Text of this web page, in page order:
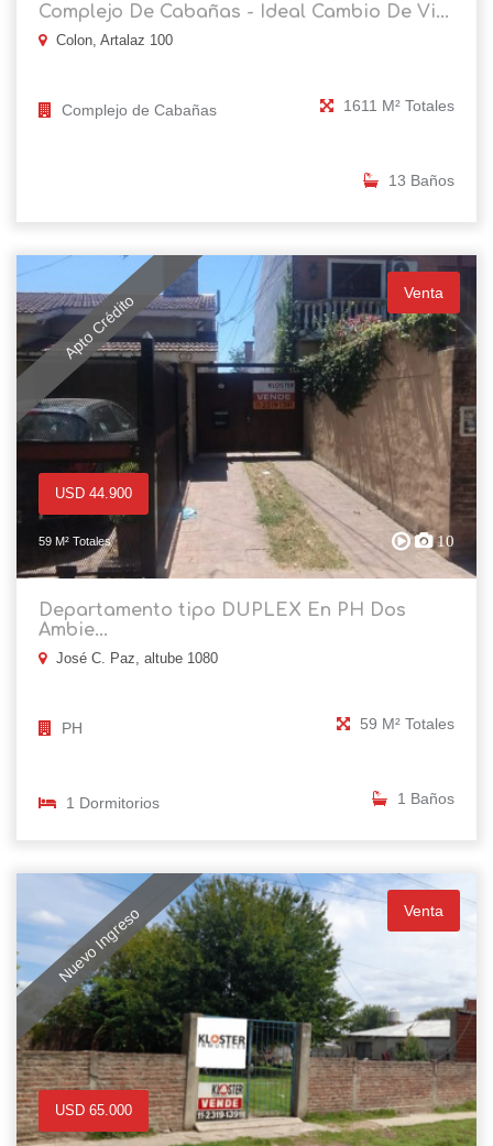
Complejo De Cabañas - Ideal Cambio De Vi...
Colon, Artalaz 100
Complejo de Cabañas 1611 M² Totales
13 Baños
Apto Crédito Venta
USD 44.900
59 M² Totales 10
Departamento tipo DUPLEX En PH Dos
Ambie...
José C. Paz, altube 1080
PH 59 M² Totales
1 Dormitorios 1 Baños
Nuevo Ingreso Venta
USD 65.000